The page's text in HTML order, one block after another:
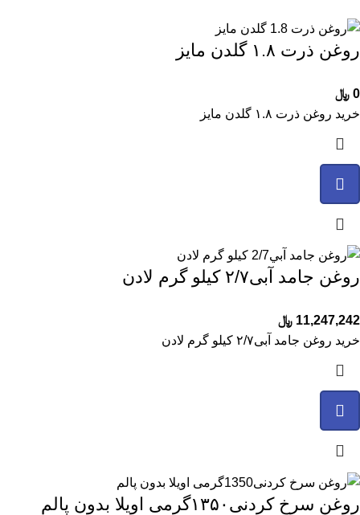
روغن ذرت ۱.۸ گلدن مایز
0 ﷼
خرید روغن ذرت ۱.۸ گلدن مایز
روغن جامد آبی۲/۷ کیلو گرم لادن
11,247,242 ﷼
خرید روغن جامد آبی۲/۷ کیلو گرم لادن
روغن سرخ کردنی۱۳۵۰گرمی اویلا بدون پالم